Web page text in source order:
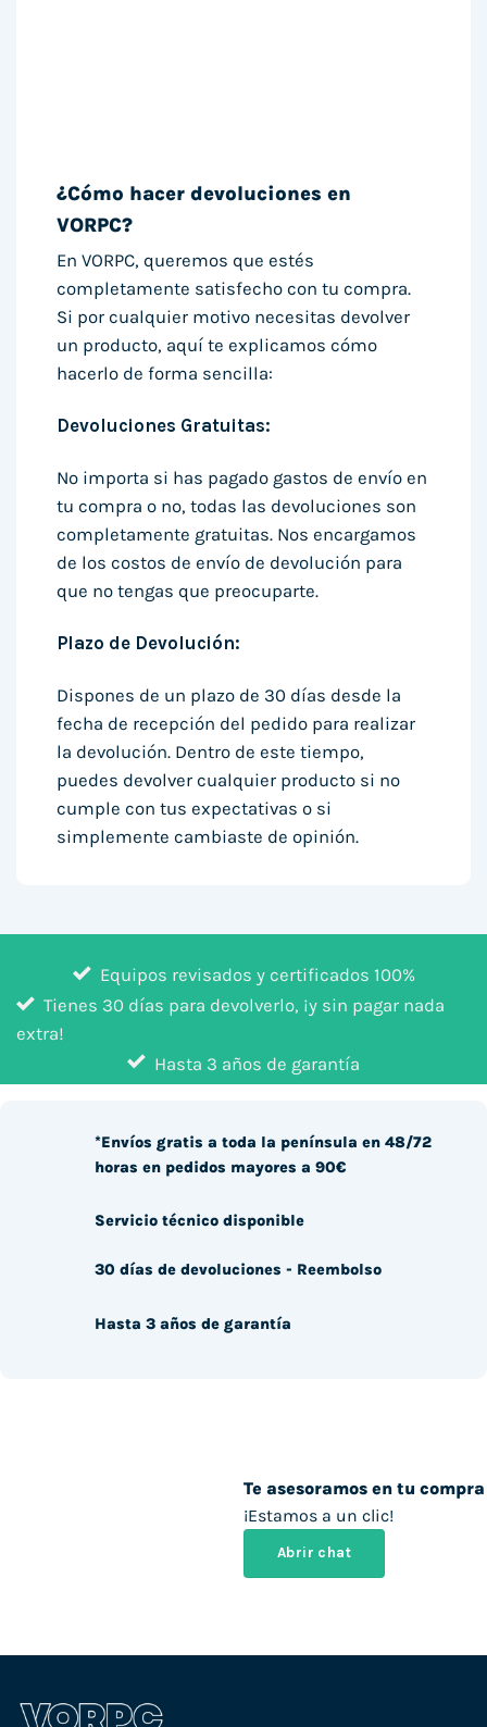
¿Cómo hacer devoluciones en
VORPC?
En VORPC, queremos que estés
completamente satisfecho con tu compra.
Si por cualquier motivo necesitas devolver
un producto, aquí te explicamos cómo
hacerlo de forma sencilla:
Devoluciones Gratuitas:
No importa si has pagado gastos de envío en
tu compra o no, todas las devoluciones son
completamente gratuitas. Nos encargamos
de los costos de envío de devolución para
que no tengas que preocuparte.
Plazo de Devolución:
Dispones de un plazo de 30 días desde la
fecha de recepción del pedido para realizar
la devolución. Dentro de este tiempo,
puedes devolver cualquier producto si no
cumple con tus expectativas o si
simplemente cambiaste de opinión.
Equipos revisados y certificados 100%
Tienes 30 días para devolverlo, ¡y sin pagar nada
extra!
Hasta 3 años de garantía
Te asesoramos en tu compra
¡Estamos a un clic!
Abrir chat
*Envíos gratis a toda la península en 48/72
horas en pedidos mayores a 90€
Servicio técnico disponible
30 días de devoluciones - Reembolso
Hasta 3 años de garantía